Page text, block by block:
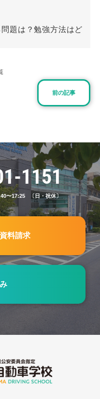
題は？勉強方法はど
ついて
更等について
トを解説
必見！効果的な練習
のうちにとった方が
前の記事
1151
〜17:25 〔日・祝休〕
料請求